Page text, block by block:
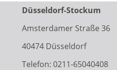
Düsseldorf-Stockum
Amsterdamer Straße 36
40474 Düsseldorf
Telefon: 0211-65040408